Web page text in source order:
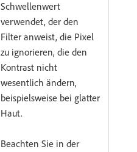
Schwellenwert
verwendet, der den
Filter anweist, die Pixel
zu ignorieren, die den
Kontrast nicht
wesentlich ändern,
beispielsweise bei glatter
Haut.
Beachten Sie in der